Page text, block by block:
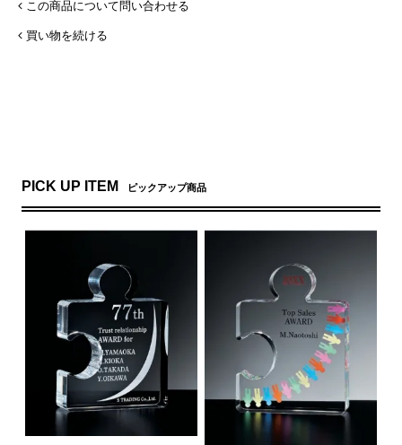
この商品について問い合わせる
買い物を続ける
PICK UP ITEM ピックアップ商品